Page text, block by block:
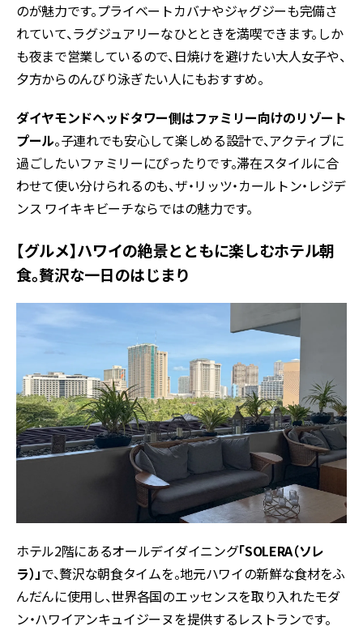
のが魅力です。プライベートカバナやジャグジーも完備さ
れていて、ラグジュアリーなひとときを満喫できます。しか
も夜まで営業しているので、日焼けを避けたい大人女子や、
夕方からのんびり泳ぎたい人にもおすすめ。
ダイヤモンドヘッドタワー側はファミリー向けのリゾート
プール。子連れでも安心して楽しめる設計で、アクティブに
過ごしたいファミリーにぴったりです。滞在スタイルに合
わせて使い分けられるのも、ザ・リッツ・カールトン・レジデ
ンス ワイキキビーチならではの魅力です。
【グルメ】ハワイの絶景とともに楽しむホテル朝
食。贅沢な一日のはじまり
ホテル2階にあるオールデイダイニング「SOLERA（ソレ
ラ）」で、贅沢な朝食タイムを。地元ハワイの新鮮な食材をふ
んだんに使用し、世界各国のエッセンスを取り入れたモダ
ン・ハワイアンキュイジーヌを提供するレストランです。